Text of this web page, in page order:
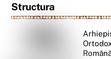
Structura